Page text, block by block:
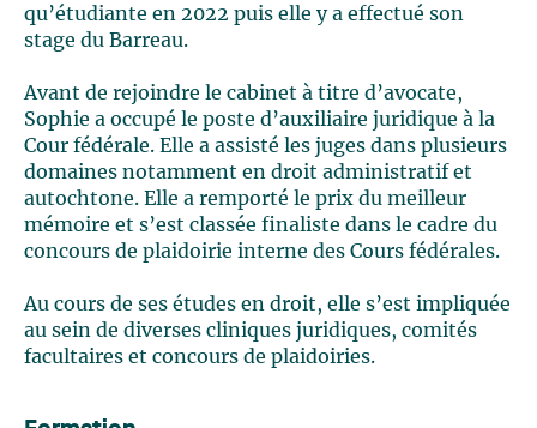
qu’étudiante en 2022 puis elle ya effectué son
stage du Barreau.
Avant de rejoindre le cabinet à titre d’avocate,
Sophie a occupé le poste d’auxiliaire juridique à la
Cour fédérale. Elle a assisté les juges dans plusieurs
domaines notamment en droit administratif et
autochtone. E lle a remporté le prix du meilleur
mémoire et s’est classée finaliste dans le cadre du
concours de plaidoirie interne des Cours fédérales.
Au cours de ses études en droit, elle s’est impliquée
au sein de diverses cliniques juridiques, comités
facultaires et concours de plaidoiries.